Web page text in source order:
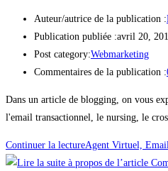
Auteur/autrice de la publication :
Publication publiée :avril 20,
Post category:Webmarketing
Commentaires de la publication :
Dans un article de blogging, on vous
l'email transactionnel, le nursing, le
Continuer la lectureAgent Virtuel,